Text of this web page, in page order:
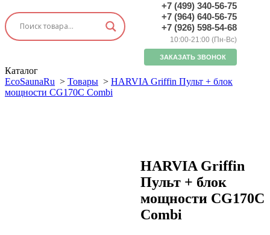
+7 (499) 340-56-75
+7 (964) 640-56-75
+7 (926) 598-54-68
10:00-21:00 (Пн-Вс)
ЗАКАЗАТЬ ЗВОНОК
Каталог
EcoSaunaRu > Товары > HARVIA Griffin Пульт + блок
мощности CG170C Combi
HARVIA Griffin
Пульт + блок
мощности CG170C
Combi